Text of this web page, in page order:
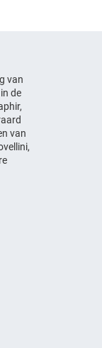
van
de
van